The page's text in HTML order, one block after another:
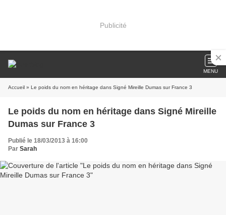
Publicité
MENU
Accueil » Le poids du nom en héritage dans Signé Mireille Dumas sur France 3
Le poids du nom en héritage dans Signé Mireille
Dumas sur France 3
Publié le 18/03/2013 à 16:00
Par Sarah